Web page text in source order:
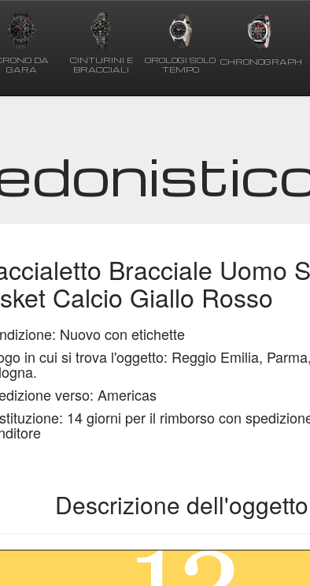
DA
GARA
CINTURINI E
BRACCIALI
OROLOGI SOLO
TEMPO
CHRONOGRAPH
Bracciale Uomo
Calcio Giallo Rosso
Nuovo con etichette
in cui si trova l'oggetto: Reggio Emilia,
verso: Americas
14 giorni per il rimborso con
Descrizione dell'oggetto